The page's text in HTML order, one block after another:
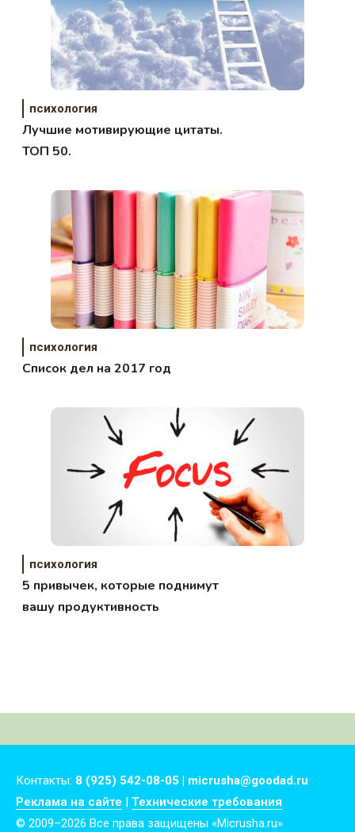
психология
Лучшие мотивирующие цитаты.
ТОП 50.
психология
Список дел на 2017 год
психология
5 привычек, которые поднимут
вашу продуктивность
Контакты: 8 (925) 542-08-05 | micrusha@goodad.ru
Реклама на сайте | Технические требования
© 2009–2026 Все права защищены «Micrusha.ru»